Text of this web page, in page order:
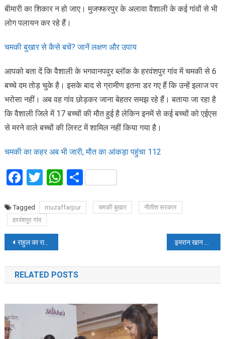
बीमारी का शिकार न हो जाए। मुजफ्फरपुर के अलावा वैशाली के कई गांवों से भी
लोग पलायन कर रहे हैं।
चमकी बुखार से कैसे बचें? जानें लक्षण और उपाय
आपको बता दें कि वैशाली के भगवानपवुर ब्लॉक के हरवंशपुर गांव में चमकी से 6
बच्चे दम तोड़ चुके है। इसके बाद से ग्रामीण इतना डर गए हैं कि उन्हें इलाज पर
भरोसा नहीं। अब वह गांव छोड़कर जाना बेहतर समझ रहे हैं। बताया जा रहा है
कि वैशाली जिले में 17 बच्चों की मौत हुई है लेकिन इनमें से कई बच्चों को एईएस
से मरने वाले बच्चों की लिस्ट में शामिल नहीं किया गया है।
चमकी का कहर अब भी जारी, मौत का आंकड़ा पहुंचा 112
Facebook
Twitter
WhatsApp
Share
Tagged muzaffarpur चमकी बुखार
नीतीश सरकार
हरवंशपुर गांव
Post
navigation
राहुल का राजनीतिक सफर, पीएम मोदी ने भी कहा हैप्पी बर्थडे
RELATED POSTS